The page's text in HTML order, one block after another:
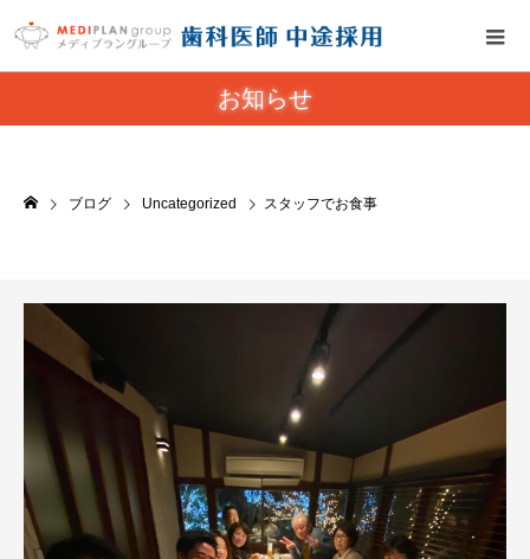
お知らせ
ブログ Uncategorized スタッフでお食事